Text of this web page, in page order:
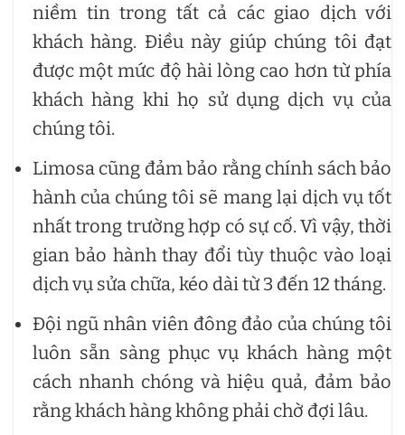
niềm tin trong tất cả các giao dịch với
khách hàng. Điều này giúp chúng tôi đạt
được một mức độ hài lòng cao hơn từ phía
khách hàng khi họ sử dụng dịch vụ của
chúng tôi.
Limosa cũng đảm bảo rằng chính sách bảo
hành của chúng tôi sẽ mang lại dịch vụ tốt
nhất trong trường hợp có sự cố. Vì vậy, thời
gian bảo hành thay đổi tùy thuộc vào loại
dịch vụ sửa chữa, kéo dài từ 3 đến 12 tháng.
Đội ngũ nhân viên đông đảo của chúng tôi
luôn sẵn sàng phục vụ khách hàng một
cách nhanh chóng và hiệu quả, đảm bảo
rằng khách hàng không phải chờ đợi lâu.